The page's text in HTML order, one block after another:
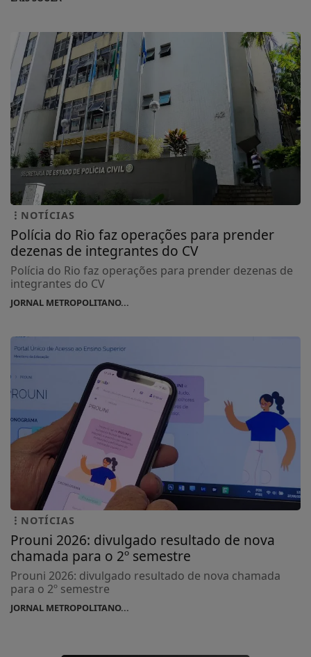
NOTÍCIAS
Polícia do Rio faz operações para prender
dezenas de integrantes do CV
Polícia do Rio faz operações para prender dezenas de
integrantes do CV
JORNAL METROPOLITANO...
NOTÍCIAS
Prouni 2026: divulgado resultado de nova
chamada para o 2º semestre
Prouni 2026: divulgado resultado de nova chamada
para o 2º semestre
JORNAL METROPOLITANO...